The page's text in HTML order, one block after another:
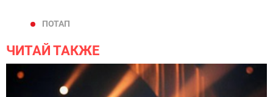
ПОТАП
ЧИТАЙ ТАКЖЕ